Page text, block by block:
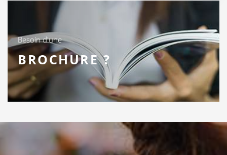
Besoin d'une
BROCHURE ?